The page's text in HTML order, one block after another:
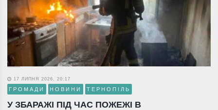
17 ЛИПНЯ 2026, 20:17
ГРОМАДИ НОВИНИ ТЕРНОПІЛЬ
У ЗБАРАЖІ ПІД ЧАС ПОЖЕЖІ В